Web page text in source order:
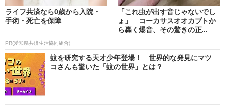
ライフ共済なら0歳から入院・
手術・死亡を保障
PR(愛知県共済生活協同組合)
「これ虫が出す音じゃないでし
ょ」 コーカサスオオカブトか
ら轟く爆音、その驚きの正...
蚊を研究する天才少年登場！ 世界的な発見にマツ
コさんも驚いた「蚊の世界」とは？